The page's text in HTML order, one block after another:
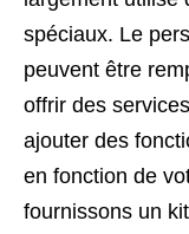
spéciaux. Le
peuvent être
offrir des
ajouter des
en fonction de
fournissons un